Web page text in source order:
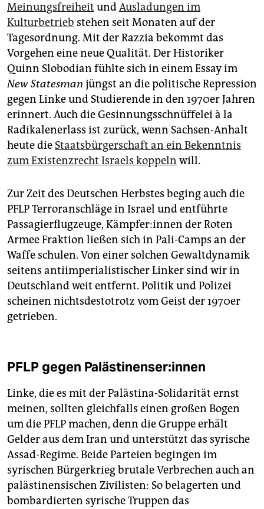
Meinungsfreiheit undAusladungen im
Kulturbetrieb stehen seit Monaten auf der
Tagesordnung. Mit der Razzia bekommt das
Vorgehen eine neue Qualität. Der Historiker
Quinn Slobodian fühlte sich in einem Essay im
New Statesman jüngst an die politische Repression
gegen Linke und Studierende in den 1970er Jahren
erinnert. Auch die Gesinnungsschnüffelei à la
Radikalenerlass ist zurück, wenn Sachsen-Anhalt
heute die Staatsbürgerschaft an ein Bekenntnis
zum Existenzrecht Israels koppeln will.
Zur Zeit des Deutschen Herbstes beging auch die
PFLP Terroranschläge in Israel und entführte
Passagierflugzeuge, Kämp­fe­r:in­nen der Roten
Armee Fraktion ließen sich in Pali-Camps an der
Waffe schulen. Von einer solchen Gewaltdynamik
seitens antiimperialistischer Linker sind wir in
Deutschland weit entfernt. Politik und Polizei
scheinen nichtsdestotrotz vom Geist der 1970er
getrieben.
PFLP gegen Pa­läs­ti­nen­se­r:in­nen
Linke, die es mit der Palästina-Solidarität ernst
meinen, sollten gleichfalls einen großen Bogen
um die PFLP machen, denn die Gruppe erhält
Gelder aus dem Iran und unterstützt das syrische
Assad-Regime. Beide Parteien begingen im
syrischen Bürgerkrieg brutale Verbrechen auch an
palästinensischen Zivilisten: So belagerten und
bombardierten syrische Truppen das